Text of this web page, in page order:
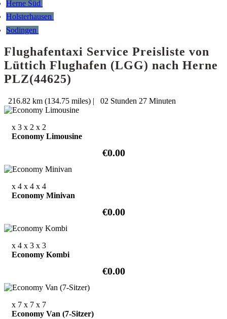
Herne Süd
Holsterhausen
Sodingen
Flughafentaxi Service Preisliste von
Lüttich Flughafen (LGG) nach Herne
PLZ(44625)
216.82 km (134.75 miles) | 02 Stunden 27 Minuten
x 3 x 2 x 2
Economy Limousine
€0.00
x 4 x 4 x 4
Economy Minivan
€0.00
x 4 x 3 x 3
Economy Kombi
€0.00
x 7 x 7 x 7
Economy Van (7-Sitzer)